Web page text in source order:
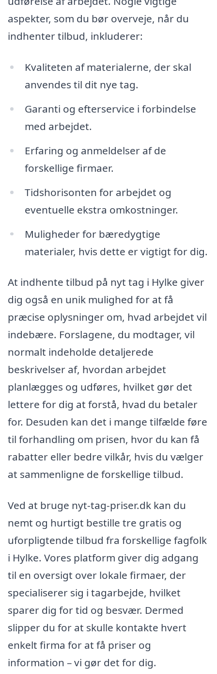
aspekter, som du bør overveje, når du
indhenter tilbud, inkluderer:
Kvaliteten af materialerne, der skal
anvendes til dit nye tag.
Garanti og efterservice i forbindelse
med arbejdet.
Erfaring og anmeldelser af de
forskellige firmaer.
Tidshorisonten for arbejdet og
eventuelle ekstra omkostninger.
Muligheder for bæredygtige
materialer, hvis dette er vigtigt for dig.
At indhente tilbud på nyt tag i Hylke giver
dig også en unik mulighed for at få
præcise oplysninger om, hvad arbejdet vil
indebære. Forslagene, du modtager, vil
normalt indeholde detaljerede
beskrivelser af, hvordan arbejdet
planlægges og udføres, hvilket gør det
lettere for dig at forstå, hvad du betaler
for. Desuden kan det i mange tilfælde føre
til forhandling om prisen, hvor du kan få
rabatter eller bedre vilkår, hvis du vælger
at sammenligne de forskellige tilbud.
Ved at bruge nyt-tag-priser.dk kan du
nemt og hurtigt bestille tre gratis og
uforpligtende tilbud fra forskellige fagfolk
i Hylke. Vores platform giver dig adgang
til en oversigt over lokale firmaer, der
specialiserer sig i tagarbejde, hvilket
sparer dig for tid og besvær. Dermed
slipper du for at skulle kontakte hvert
enkelt firma for at få priser og
information – vi gør det for dig.